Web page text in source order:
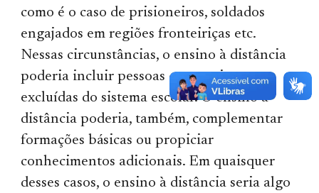
como é o caso de prisioneiros, soldados
engajados em regiões fronteiriças etc.
Nessas circunstâncias, o ensino à distância
poderia incluir pessoas que estejam
excluídas do sistema escolar. O ensino à
distância poderia, também, complementar
formações básicas ou propiciar
conhecimentos adicionais. Em quaisquer
desses casos, o ensino à distância seria algo